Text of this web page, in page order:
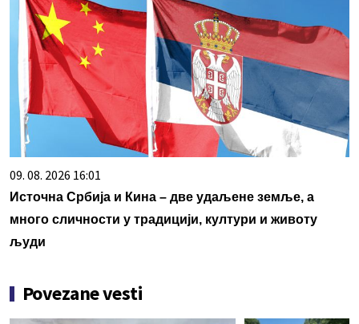
09. 08. 2026 16:01
Источна Србија и Кина – две удаљене земље, а
много сличности у традицији, култури и животу
људи
Povezane vesti